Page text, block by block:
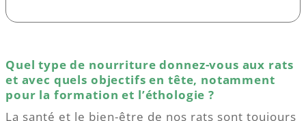
Quel type de nourriture donnez-vous aux rats
et avec quels objectifs en tête, notamment
pour la formation et l’éthologie ?
La santé et le bien-être de nos rats sont toujours